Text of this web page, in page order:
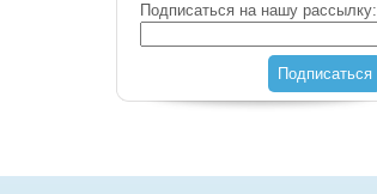
Подписаться на нашу рассылку:
Подписаться